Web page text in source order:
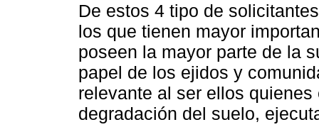
De estos 4 tipo de
los que tienen mayor
poseen la mayor parte de la
papel de los ejidos y
relevante al ser ellos
degradación del suelo,